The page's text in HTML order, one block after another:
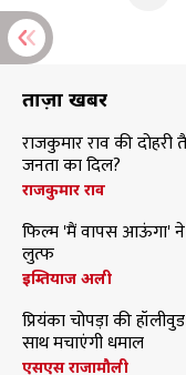
ताज़ा खबरें
राजकुमार राव की
जनता का दिल?
राजकुमार राव
फिल्म 'मैं वापस आऊंगा'
लुत्फ
इम्तियाज अली
प्रियंका चोपड़ा की
साथ मचाएंगी धमाल
एसएस राजामौली